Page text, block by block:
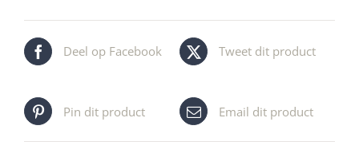
Deel op Facebook Tweet dit product
Pin dit product Email dit product